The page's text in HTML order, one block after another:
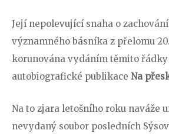
Její nepolevující snaha o
významného básníka z přelomu
korunována vydáním těmito
autobiografické publikace Na
Na to zjara letošního roku naváže
nevydaný soubor posledních